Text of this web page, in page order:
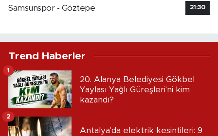
Samsunspor - Göztepe
21:30
Trend Haberler
20. Alanya Belediyesi Gökbel
Yaylası Yağlı Güreşleri'ni kim
kazandı?
1
Antalya'da elektrik kesintileri: 9
2